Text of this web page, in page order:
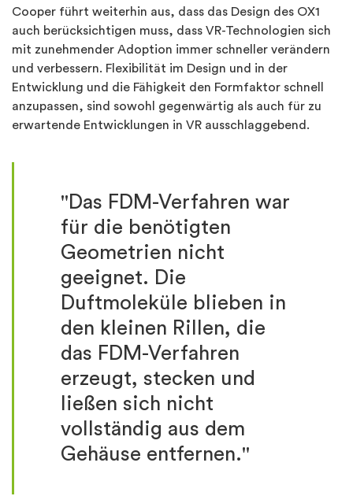
Cooper führt weiterhin aus, dass das Design des OX1
auch berücksichtigen muss, dass VR-Technologien sich
mit zunehmender Adoption immer schneller verändern
und verbessern. Flexibilität im Design und in der
Entwicklung und die Fähigkeit den Formfaktor schnell
anzupassen, sind sowohl gegenwärtig als auch für zu
erwartende Entwicklungen in VR ausschlaggebend.
"Das FDM-Verfahren war
für die benötigten
Geometrien nicht
geeignet. Die
Duftmoleküle blieben in
den kleinen Rillen, die
das FDM-Verfahren
erzeugt, stecken und
ließen sich nicht
vollständig aus dem
Gehäuse entfernen."